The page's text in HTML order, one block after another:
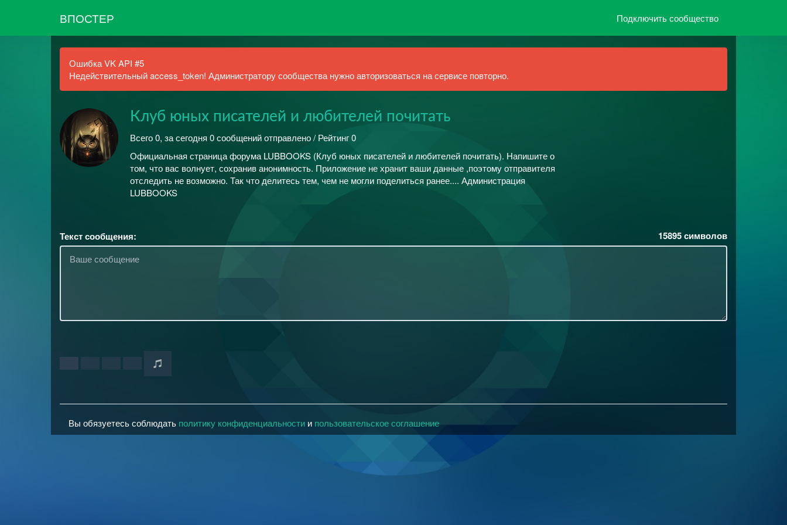
ВПОСТЕР Подключить сообщество
Ошибка VK API #5
Недействительный access_token! Администратору сообщества нужно авторизоваться на сервисе повторно.
Клуб юных писателей и любителей почитать
Всего 0, за сегодня 0 сообщений отправлено / Рейтинг 0
Официальная страница форума LUBBOOKS (Клуб юных писателей и любителей почитать). Напишите о
том, что вас волнует, сохранив анонимность. Приложение не хранит ваши данные ,поэтому отправителя
отследить не возможно. Так что делитесь тем, чем не могли поделиться ранее.... Администрация
LUBBOOKS
Текст сообщения: 15895символов
Вы обязуетесь соблюдать политику конфиденциальности и пользовательское соглашение